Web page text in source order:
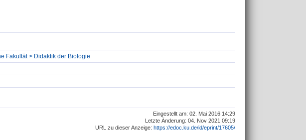
Fakultät > Didaktik der Biologie
Eingestellt am: 02. Mai 2016 14:29
Letzte Änderung: 04. Nov 2021 09:19
URL zu dieser Anzeige: https://edoc.ku.de/id/eprint/17605/